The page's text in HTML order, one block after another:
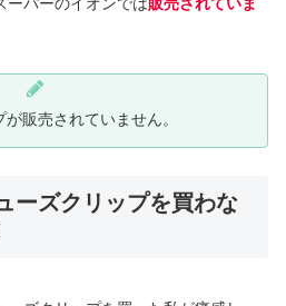
販売されていません。
ーズクリップを買わな